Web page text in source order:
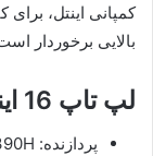
کمپانی اینتل،
بالایی برخوردار
لپ تاپ 16 اینچی اچ پی Spectre x360
پردازنده: Core™ i7-11390H